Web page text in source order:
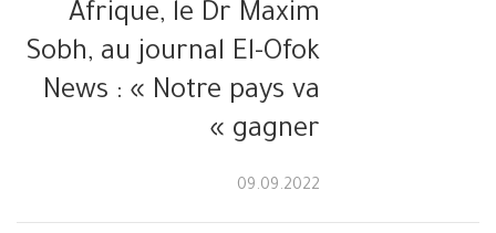
Afrique, le Dr Maxim
Sobh, au journal El-Ofok
News : « Notre pays va
gagner »
09.09.2022